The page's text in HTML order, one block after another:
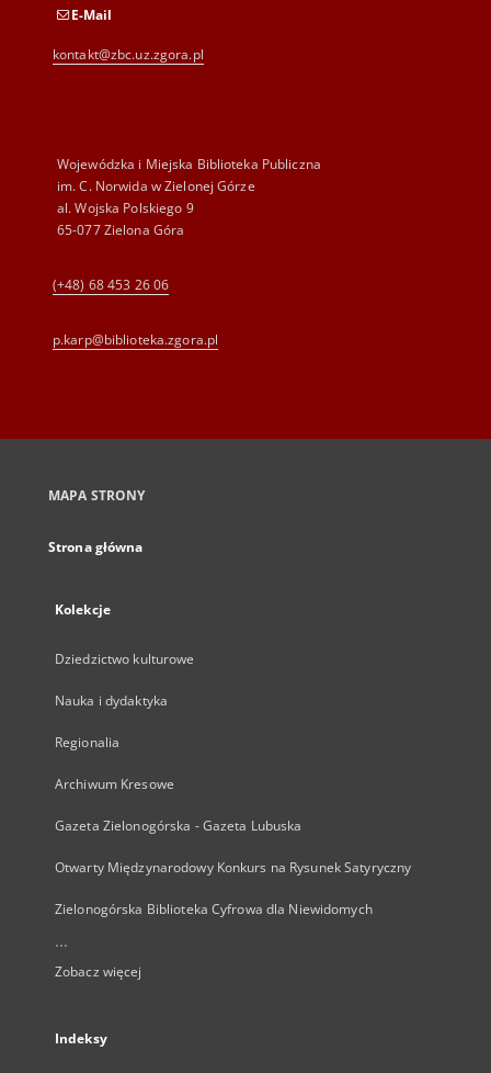
E-Mail
kontakt@zbc.uz.zgora.pl
Wojewódzka i Miejska Biblioteka Publiczna
im. C. Norwida w Zielonej Górze
al. Wojska Polskiego 9
65-077 Zielona Góra
(+48) 68 453 26 06
p.karp@biblioteka.zgora.pl
MAPA STRONY
Strona główna
Kolekcje
Dziedzictwo kulturowe
Nauka i dydaktyka
Regionalia
Archiwum Kresowe
Gazeta Zielonogórska - Gazeta Lubuska
Otwarty Międzynarodowy Konkurs na Rysunek Satyryczny
Zielonogórska Biblioteka Cyfrowa dla Niewidomych
...
Zobacz więcej
Indeksy